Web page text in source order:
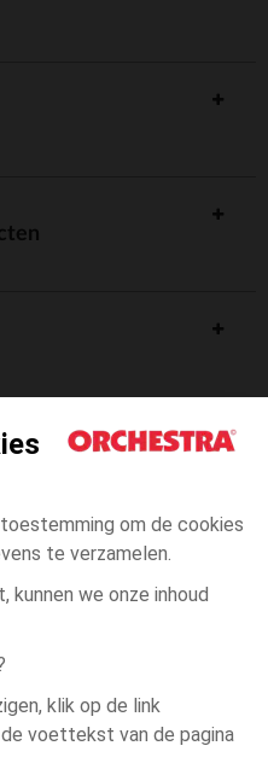
om de cookies
te verzamelen.
we onze inhoud
klik op de link
voettekst van de pagina
20